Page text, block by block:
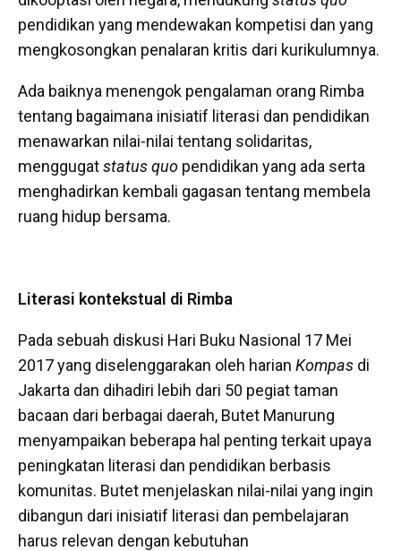
pendidikan yang mendewakan kompetisi dan yang
mengkosongkan penalaran kritis dari kurikulumnya.
Ada baiknya menengok pengalaman orang Rimba
tentang bagaimana inisiatif literasi dan pendidikan
menawarkan nilai-nilai tentang solidaritas,
menggugatstatus quo pendidikan yang ada serta
menghadirkan kembali gagasan tentang membela
ruang hidup bersama.
Literasi kontekstual di Rimba
Pada sebuah diskusi Hari Buku Nasional 17 Mei
2017 yang diselenggarakan oleh harian Kompas di
Jakarta dan dihadiri lebih dari 50 pegiat taman
bacaan dari berbagai daerah, Butet Manurung
menyampaikan beberapa hal penting terkait upaya
peningkatan literasi dan pendidikan berbasis
komunitas. Butet menjelaskan nilai-nilai yang ingin
dibangun dari inisiatif literasi dan pembelajaran
harus relevan dengan kebutuhan